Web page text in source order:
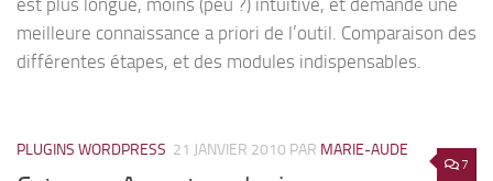
est plus longue, moins (peu ?) intuitive, et demande une
meilleure connaissance a priori de l’outil. Comparaison des
différentes étapes, et des modules indispensables.
7
PLUGINS WORDPRESS 21 JANVIER 2010 PAR MARIE-AUDE